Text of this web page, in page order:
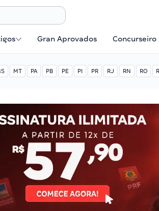
Gran Aprovados
MT PA PB PE PI PR RJ RN RO